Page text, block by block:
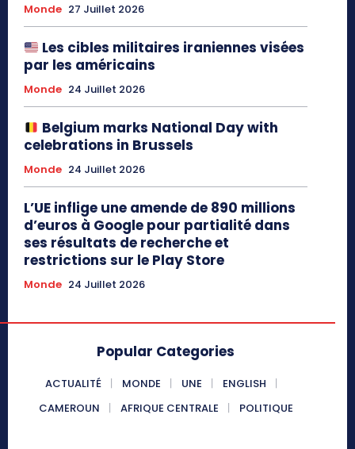
Monde 27 Juillet 2026
Les cibles militaires iraniennes visées
par les américains
Monde 24 Juillet 2026
Belgium marks National Day with
celebrations in Brussels
Monde 24 Juillet 2026
L’UE inflige une amende de 890 millions
d’euros à Google pour partialité dans
ses résultats de recherche et
restrictions sur le Play Store
Monde 24 Juillet 2026
Popular Categories
ACTUALITÉ MONDE UNE
ENGLISH
CAMEROUN
AFRIQUE CENTRALE POLITIQUE